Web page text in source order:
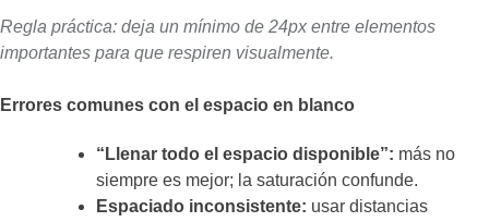
Regla práctica: deja un mínimo de 24px entre elementos
importantes para que respiren visualmente.
Errores comunes con el espacio en blanco
“Llenar todo el espacio disponible”: más no
siempre es mejor; la saturación confunde.
Espaciado inconsistente: usar distancias